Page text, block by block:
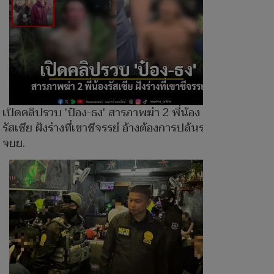
เปิดคลิปรวบ 'ป๋อง-ธง' สารภาพฆ่า 2 พี่น้อง
รัสเซีย ฝังร่างที่เขาชีจรรย์ อ้างต้องการปล้นรถ
จยย.